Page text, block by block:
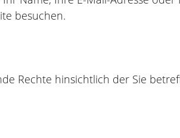
besuchen.
Rechte hinsichtlich der Sie